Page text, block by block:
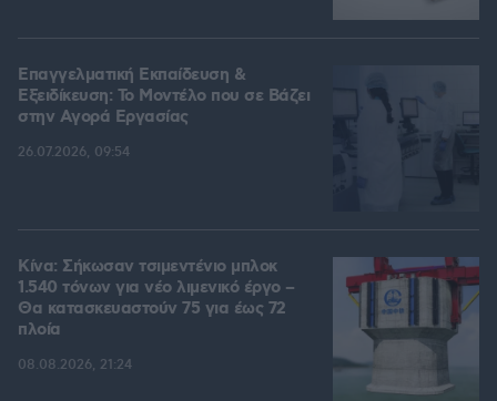
Επαγγελματική Εκπαίδευση &
Εξειδίκευση: Το Mοντέλο που σε Bάζει
στην Aγορά Eργασίας
26.07.2026, 09:54
Κίνα: Σήκωσαν τσιμεντένιο μπλοκ
1.540 τόνων για νέο λιμενικό έργο –
Θα κατασκευαστούν 75 για έως 72
πλοία
08.08.2026, 21:24